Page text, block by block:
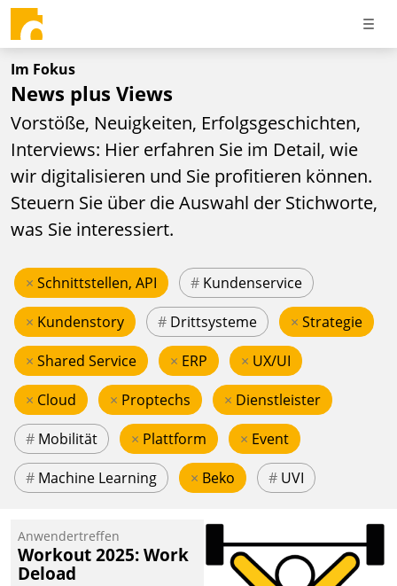
Im Fokus
News plus Views
Vorstöße, Neuigkeiten, Erfolgsgeschichten,
Interviews: Hier erfahren Sie im Detail, wie
wir digitalisieren und Sie profitieren können.
Steuern Sie über die Auswahl der Stichworte,
was Sie interessiert.
× Schnittstellen, API # Kundenservice
× Kundenstory # Drittsysteme × Strategie
× Shared Service × ERP × UX/UI
× Cloud × Proptechs × Dienstleister
# Mobilität × Plattform × Event
# Machine Learning × Beko # UVI
Anwendertreffen
Workout 2025: Work
Deload